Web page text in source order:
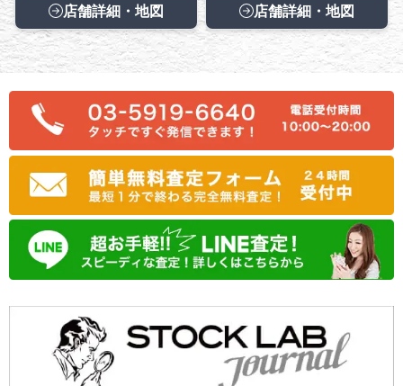
店舗詳細・地図 店舗詳細・地図